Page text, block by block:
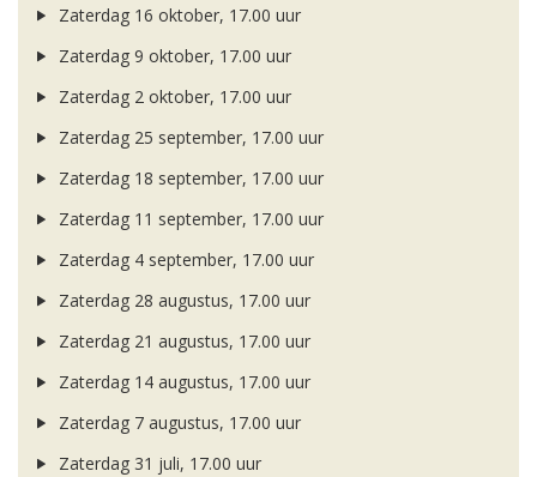
Zaterdag 16 oktober, 17.00 uur
Zaterdag 9 oktober, 17.00 uur
Zaterdag 2 oktober, 17.00 uur
Zaterdag 25 september, 17.00 uur
Zaterdag 18 september, 17.00 uur
Zaterdag 11 september, 17.00 uur
Zaterdag 4 september, 17.00 uur
Zaterdag 28 augustus, 17.00 uur
Zaterdag 21 augustus, 17.00 uur
Zaterdag 14 augustus, 17.00 uur
Zaterdag 7 augustus, 17.00 uur
Zaterdag 31 juli, 17.00 uur